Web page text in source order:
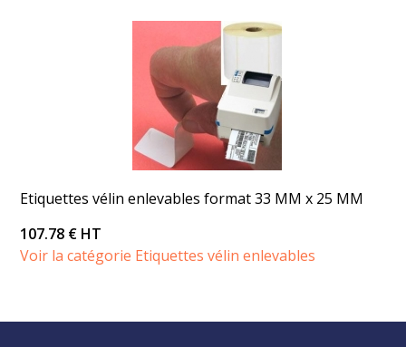
Etiquettes vélin enlevables format 33 MM x 25 MM
107.78 € HT
Voir la catégorie Etiquettes vélin enlevables